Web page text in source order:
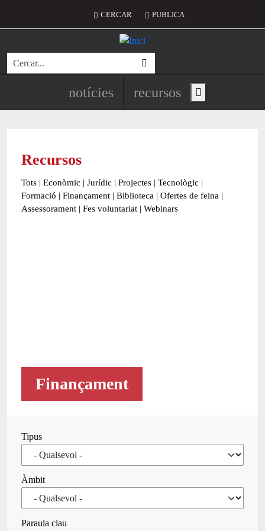
Menú del compte d'usuari
CERCAR PUBLICA
Cerca
Navegació principal de
notícies recursos Show main menu
Recursos
Tots | Econòmic | Jurídic | Projectes | Tecnològic |
Formació | Finançament | Biblioteca | Ofertes de feina |
Assessorament | Fes voluntariat | Webinars
Finançament
Tipus
Àmbit
Paraula clau